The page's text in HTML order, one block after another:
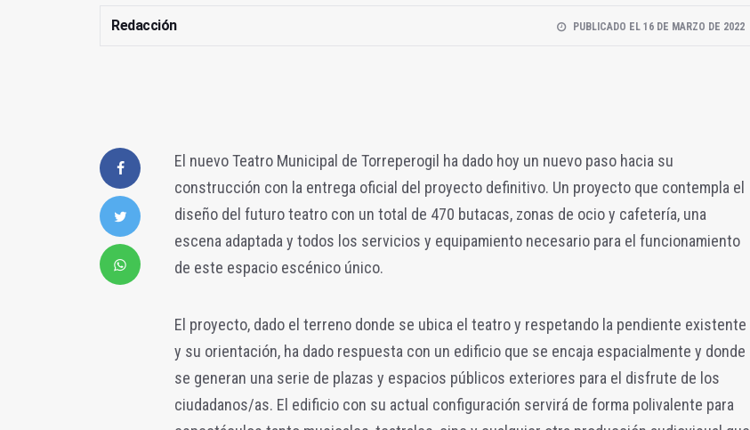
Redacción PUBLICADO EL 16 DE MARZO DE 2022
El nuevo Teatro Municipal de Torreperogil ha dado hoy un nuevo paso hacia su
construcción con la entrega oficial del proyecto definitivo. Un proyecto que contempla el
diseño del futuro teatro con un total de 470 butacas, zonas de ocio y cafetería, una
escena adaptada y todos los servicios y equipamiento necesario para el funcionamiento
de este espacio escénico único.
El proyecto, dado el terreno donde se ubica el teatro y respetando la pendiente existente
y su orientación, ha dado respuesta con un edificio que se encaja espacialmente y donde
se generan una serie de plazas y espacios públicos exteriores para el disfrute de los
ciudadanos/as. El edificio con su actual configuración servirá de forma polivalente para